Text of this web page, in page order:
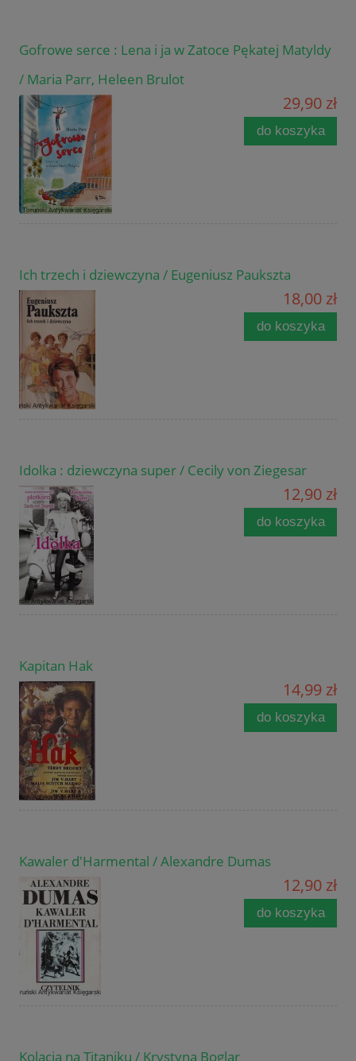
Gofrowe serce : Lena i ja w Zatoce Pękatej Matyldy
/ Maria Parr, Heleen Brulot
29,90 zł
do koszyka
Ich trzech i dziewczyna / Eugeniusz Paukszta
18,00 zł
do koszyka
Idolka : dziewczyna super / Cecily von Ziegesar
12,90 zł
do koszyka
Kapitan Hak
14,99 zł
do koszyka
Kawaler d'Harmental / Alexandre Dumas
12,90 zł
do koszyka
Kolacja na Titaniku / Krystyna Boglar